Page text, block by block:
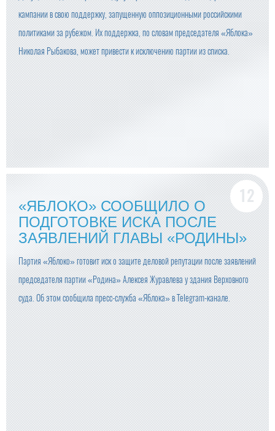
кампании в свою поддержку, запущенную оппозиционными российскими
политиками за рубежом. Их поддержка, по словам председателя «Яблока»
Николая Рыбакова, может привести к исключению партии из списка.
«ЯБЛОКО» СООБЩИЛО О
ПОДГОТОВКЕ ИСКА ПОСЛЕ
ЗАЯВЛЕНИЙ ГЛАВЫ «РОДИНЫ»
Партия «Яблоко» готовит иск о защите деловой репутации после заявлений
председателя партии «Родина» Алексея Журавлева у здания Верховного
суда. Об этом сообщила пресс-служба «Яблока» в Telegram-канале.